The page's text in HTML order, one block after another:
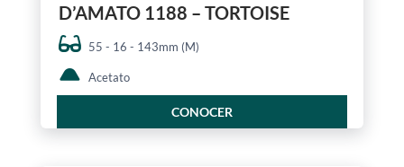
D’AMATO 1188 – TORTOISE
55 - 16 - 143mm (M)
Acetato
CONOCER